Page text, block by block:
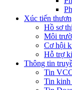
Xúc tiến
Hồ sơ
Môi
Cơ hội
Hỗ trợ
Thông tin
Tin
Tin kinh